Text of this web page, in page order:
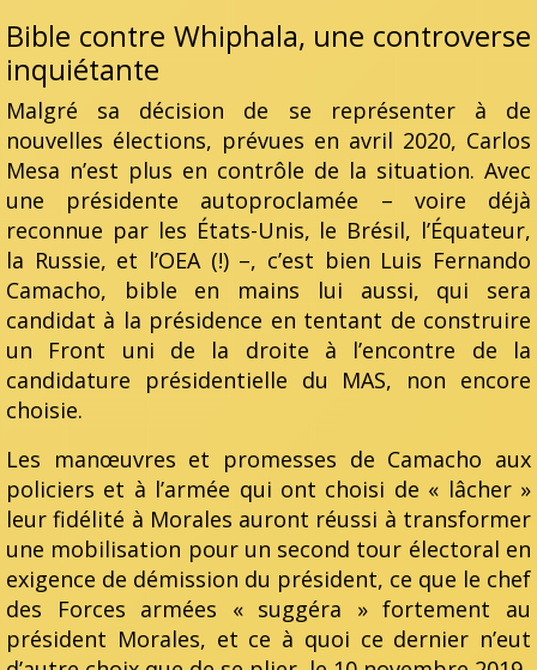
Bible contre Whiphala, une controverse
inquiétante
Malgré sa décision de se représenter à de
nouvelles élections, prévues en avril 2020, Carlos
Mesa n’est plus en contrôle de la situation. Avec
une présidente autoproclamée – voire déjà
reconnue par les États-Unis, le Brésil, l’Équateur,
la Russie, et l’OEA (!) –, c’est bien Luis Fernando
Camacho, bible en mains lui aussi, qui sera
candidat à la présidence en tentant de construire
un Front uni de la droite à l’encontre de la
candidature présidentielle du MAS, non encore
choisie.
Les manœuvres et promesses de Camacho aux
policiers et à l’armée qui ont choisi de « lâcher »
leur fidélité à Morales auront réussi à transformer
une mobilisation pour un second tour électoral en
exigence de démission du président, ce que le chef
des Forces armées « suggéra » fortement au
président Morales, et ce à quoi ce dernier n’eut